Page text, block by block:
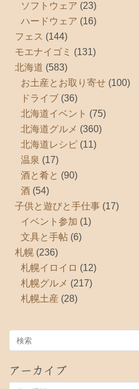
ソフトウェア (23)
ハードウェア (16)
フェス (144)
モエナイゴミ (131)
北海道 (583)
お土産とお取り寄せ (100)
ドライブ (36)
北海道イベント (75)
北海道グルメ (360)
北海道レシピ (11)
温泉 (17)
酒と肴と (90)
酒 (54)
子供と遊びと手仕事 (17)
イベント参加 (1)
文具と手帖 (6)
札幌 (236)
札幌イロイロ (12)
札幌グルメ (217)
札幌土産 (28)
アーカイブ